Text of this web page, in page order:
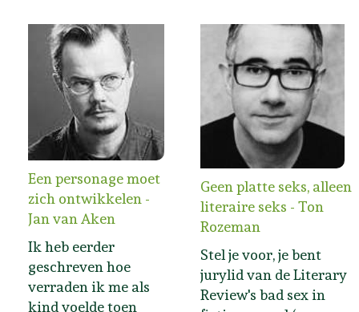
Een personage moet
zich ontwikkelen -
Jan van Aken
Ik heb eerder
geschreven hoe
verraden ik me als
kind voelde toen
Geen platte seks, alleen
literaire seks - Ton
Rozeman
Stel je voor, je bent
jurylid van de Literary
Review's bad sex in